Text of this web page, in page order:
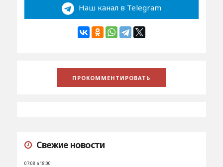
Наш канал в Telegram
Свежие новости
07.08 в 18:00